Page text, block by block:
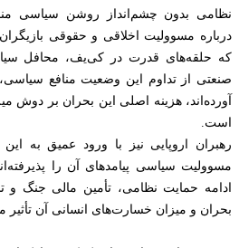
نظامی بدون چشم‌انداز روشن سیاسی
درباره مسوولیت اخلاقی و حقوقی
که حلقه‌های قدرت در کی‌یف، محافل
صنعتی از تداوم این وضعیت منافع
آورده‌اند، هزینه اصلی این بحران بر دوش
است.
رهبران اروپایی نیز با ورود عمیق به
مسوولیت سیاسی پیامدهای آن را
ادامه حمایت نظامی، تأمین مالی جنگ و
بحران و میزان خسارت‌های انسانی آن تأثیر